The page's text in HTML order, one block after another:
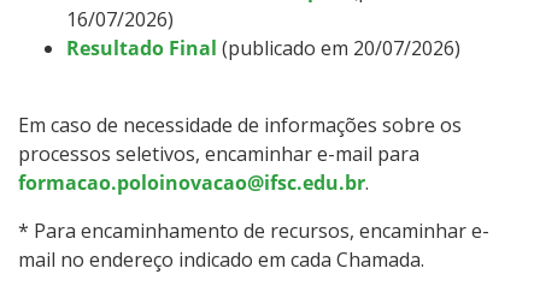
16/07/2026)
Resultado Final (publicado em 20/07/2026)
Em caso de necessidade de informações sobre os
processos seletivos, encaminhar e-mail para
formacao.poloinovacao@ifsc.edu.br.
* Para encaminhamento de recursos, encaminhar e-
mail no endereço indicado em cada Chamada.